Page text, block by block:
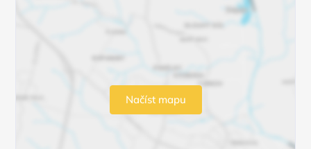
Načíst mapu